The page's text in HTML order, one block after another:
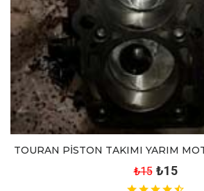
TOURAN PİSTON TAKIMI YARIM
₺15 ₺15